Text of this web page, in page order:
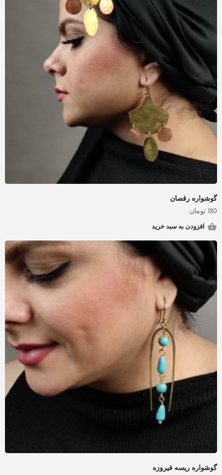
گوشواره رقصان
180 تومان
افزودن به سبد خرید
گوشواره ریسه فیروزه